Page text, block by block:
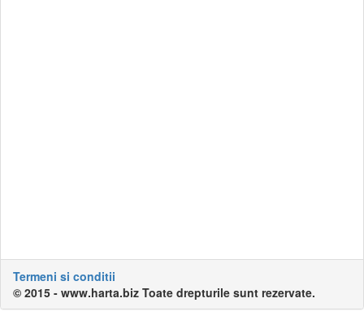
Termeni si conditii
© 2015 - www.harta.biz Toate drepturile sunt rezervate.